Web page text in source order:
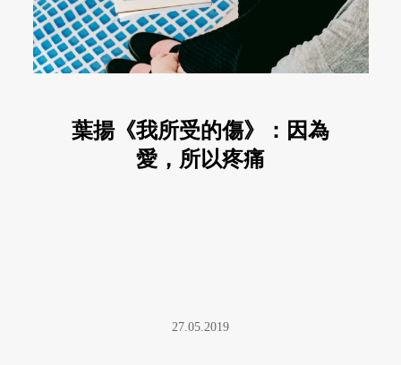
葉揚《我所受的傷》：因為
愛，所以疼痛
27.05.2019